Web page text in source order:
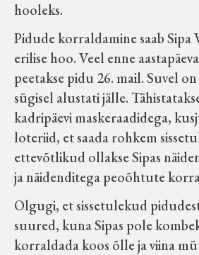
hooleks.
Pidude korraldamine saab Sipa
erilise hoo. Veel enne
peetakse pidu 26. mail. Suvel
sügisel alustati jälle.
kadripäevi maskeraadidega,
loteriid, et saada rohkem
ettevõtlikud ollakse Sipas
ja näidenditega peoõhtute
Olgugi, et sissetulekud
suured, kuna Sipas pole
korraldada koos õlle ja viina